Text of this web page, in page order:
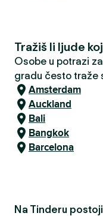
Tražiš li ljude
Osobe u potrazi
gradu često traže
Amsterdam
Auckland
Bali
Bangkok
Barcelona
Na Tinderu